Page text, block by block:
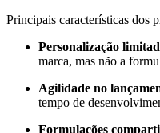
Principais características dos
Personalização
marca, mas não a
Agilidade no
tempo de
Formulações